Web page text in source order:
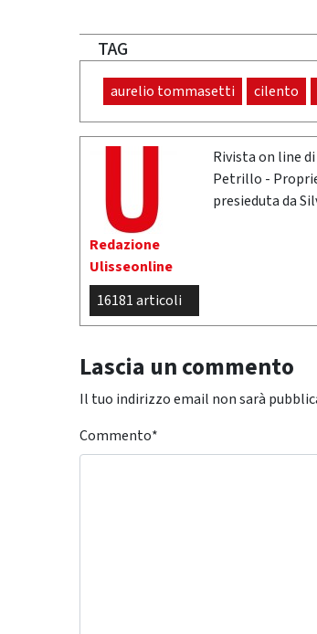
TAG
aurelio tommasetti cilento
Redazione
Ulisseonline
16181 articoli
Rivista on line
Petrillo -
presieduta da
Lascia un commento
Il tuo indirizzo email non sarà
Commento*